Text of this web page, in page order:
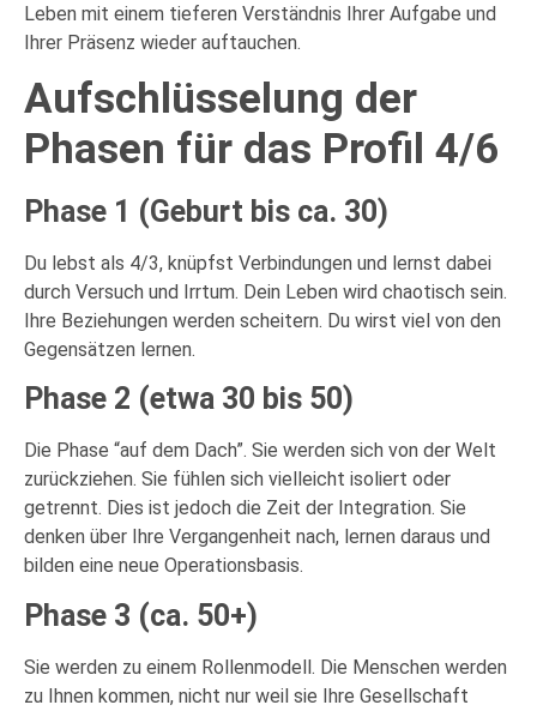
Leben mit einem tieferen Verständnis Ihrer Aufgabe und
Ihrer Präsenz wieder auftauchen.
Aufschlüsselung der
Phasen für das Profil 4/6
Phase 1 (Geburt bis ca. 30)
Du lebst als 4/3, knüpfst Verbindungen und lernst dabei
durch Versuch und Irrtum. Dein Leben wird chaotisch sein.
Ihre Beziehungen werden scheitern. Du wirst viel von den
Gegensätzen lernen.
Phase 2 (etwa 30 bis 50)
Die Phase “auf dem Dach”. Sie werden sich von der Welt
zurückziehen. Sie fühlen sich vielleicht isoliert oder
getrennt. Dies ist jedoch die Zeit der Integration. Sie
denken über Ihre Vergangenheit nach, lernen daraus und
bilden eine neue Operationsbasis.
Phase 3 (ca. 50+)
Sie werden zu einem Rollenmodell. Die Menschen werden
zu Ihnen kommen, nicht nur weil sie Ihre Gesellschaft